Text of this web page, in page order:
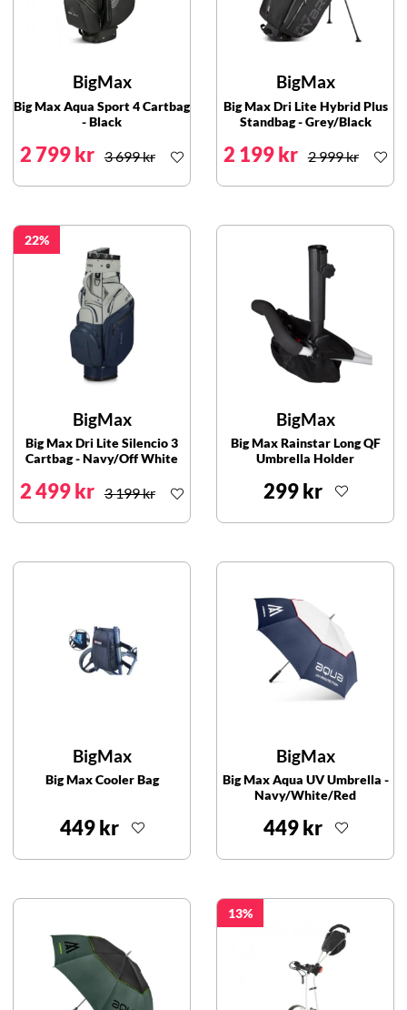
BigMax
Big Max Aqua Sport 4 Cartbag
- Black
2 799 kr 3 699 kr
BigMax
Big Max Dri Lite Hybrid Plus
Standbag - Grey/Black
2 199 kr 2 999 kr
22
BigMax
Big Max Dri Lite Silencio 3
Cartbag - Navy/Off White
2 499 kr 3 199 kr
BigMax
Big Max Rainstar Long QF
Umbrella Holder
299 kr
BigMax
Big Max Cooler Bag
449 kr
BigMax
Big Max Aqua UV Umbrella -
Navy/White/Red
449 kr
13